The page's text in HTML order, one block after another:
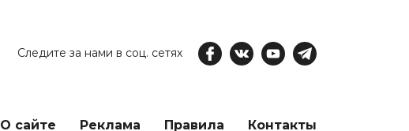
Следите за нами в соц. сетях
О сайте Реклама Правила Контакты